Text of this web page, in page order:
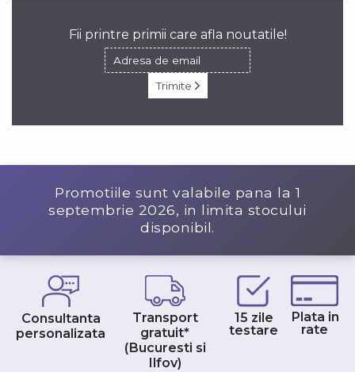
Fii printre primii care afla noutatile!
Trimite
Promotiile sunt valabile pana la 1
septembrie 2026, in limita stocului
disponibil.
Consultanta
personalizata
Transport
gratuit*
(Bucuresti si
Ilfov)
15 zile
testare
Plata in
rate